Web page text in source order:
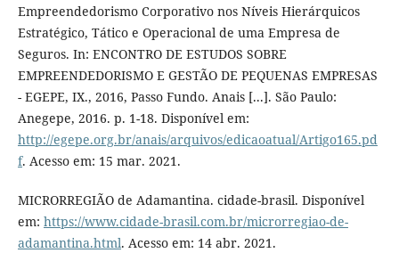
Empreendedorismo Corporativo nos Níveis Hierárquicos
Estratégico, Tático e Operacional de uma Empresa de
Seguros. In: ENCONTRO DE ESTUDOS SOBRE
EMPREENDEDORISMO E GESTÃO DE PEQUENAS EMPRESAS
- EGEPE, IX., 2016, Passo Fundo. Anais [...]. São Paulo:
Anegepe, 2016. p. 1-18. Disponível em:
http://egepe.org.br/anais/arquivos/edicaoatual/Artigo165.pd
f. Acesso em: 15 mar. 2021.
MICRORREGIÃO de Adamantina. cidade-brasil. Disponível
em: https://www.cidade-brasil.com.br/microrregiao-de-
adamantina.html. Acesso em: 14 abr. 2021.